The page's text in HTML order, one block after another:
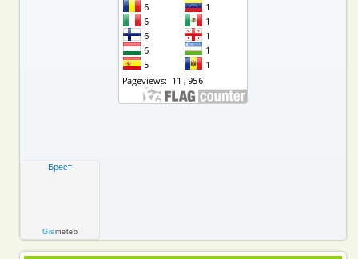
Брест
Gismeteo